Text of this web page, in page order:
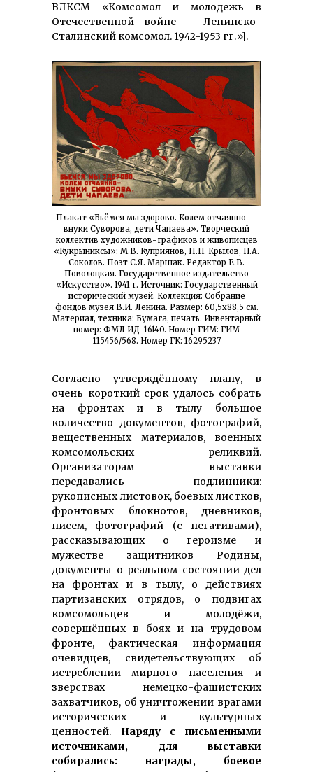
ВЛКСМ «Комсомол и молодежь в
Отечественной войне – Ленинско-
Сталинский комсомол. 1942-1953 гг.»].
Плакат «Бьёмся мы здорово. Колем отчаянно —
внуки Суворова, дети Чапаева». Творческий
коллектив художников-графиков и живописцев
«Кукрыниксы»: М.В. Куприянов, П.Н. Крылов, Н.А.
Соколов. Поэт С.Я. Маршак. Редактор Е.В.
Поволоцкая. Государственное издательство
«Искусство». 1941 г. Источник: Государственный
исторический музей. Коллекция: Собрание
фондов музея В.И. Ленина. Размер: 60,5х88,5 см.
Материал, техника: Бумага, печать. Инвентарный
номер: ФМЛ ИД-16140. Номер ГИМ: ГИМ
115456/568. Номер ГК: 16295237
Согласно утверждённому плану, в
очень короткий срок удалось собрать
на фронтах и в тылу большое
количество документов, фотографий,
вещественных материалов, военных
комсомольских реликвий.
Организаторам выставки
передавались подлинники:
рукописных листовок, боевых листков,
фронтовых блокнотов, дневников,
писем, фотографий (с негативами),
рассказывающих о героизме и
мужестве защитников Родины,
документы о реальном состоянии дел
на фронтах и в тылу, о действиях
партизанских отрядов, о подвигах
комсомольцев и молодёжи,
совершённых в боях и на трудовом
фронте, фактическая информация
очевидцев, свидетельствующих об
истреблении мирного населения и
зверствах немецко-фашистских
захватчиков, об уничтожении врагами
исторических и культурных
ценностей. Наряду с письменными
источниками, для выставки
собирались: награды, боевое